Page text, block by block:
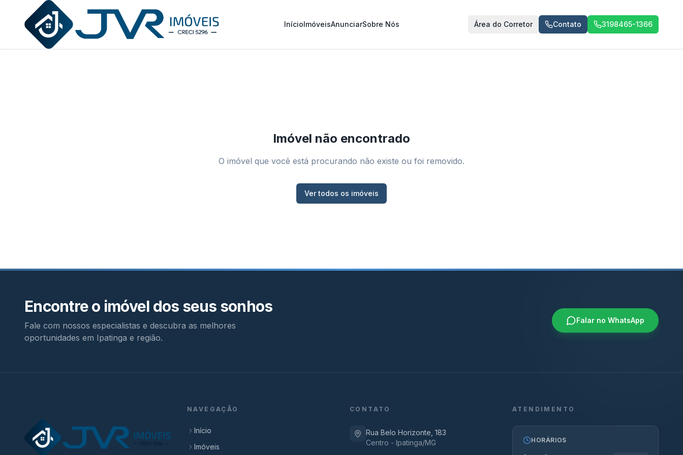
JVR Imóveis
InícioImóveisAnunciarSobre Nós Área do Corretor Contato 3198465-1366
Imóvel não encontrado
O imóvel que você está procurando não existe ou foi removido.
Ver todos os imóveis
Encontre o imóvel dos seus sonhos
Fale com nossos especialistas e descubra as melhores
oportunidades em Ipatinga e região.
Falar no WhatsApp
NAVEGAÇÃO
Início
Imóveis
CONTATO
Rua Belo Horizonte, 183
Centro - Ipatinga/MG
ATENDIMENTO
HORÁRIOS